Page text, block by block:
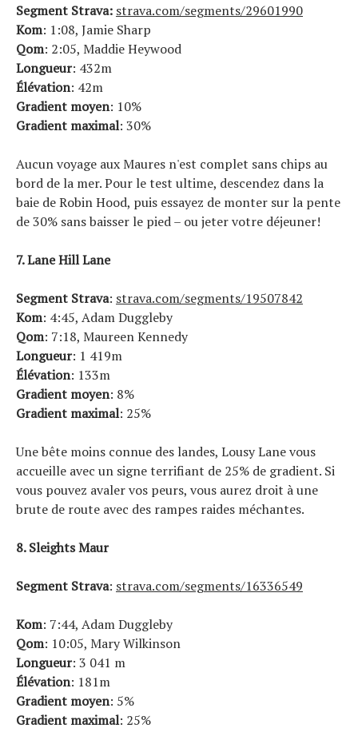
Segment Strava: strava.com/segments/29601990
Kom: 1:08, Jamie Sharp
Qom: 2:05, Maddie Heywood
Longueur: 432m
Élévation: 42m
Gradient moyen: 10%
Gradient maximal: 30%
Aucun voyage aux Maures n'est complet sans chips au
bord de la mer. Pour le test ultime, descendez dans la
baie de Robin Hood, puis essayez de monter sur la pente
de 30% sans baisser le pied – ou jeter votre déjeuner!
7. Lane Hill Lane
Segment Strava: strava.com/segments/19507842
Kom: 4:45, Adam Duggleby
Qom: 7:18, Maureen Kennedy
Longueur: 1 419m
Élévation: 133m
Gradient moyen: 8%
Gradient maximal: 25%
Une bête moins connue des landes, Lousy Lane vous
accueille avec un signe terrifiant de 25% de gradient. Si
vous pouvez avaler vos peurs, vous aurez droit à une
brute de route avec des rampes raides méchantes.
8. Sleights Maur
Segment Strava: strava.com/segments/16336549
Kom: 7:44, Adam Duggleby
Qom: 10:05, Mary Wilkinson
Longueur: 3 041 m
Élévation: 181m
Gradient moyen: 5%
Gradient maximal: 25%